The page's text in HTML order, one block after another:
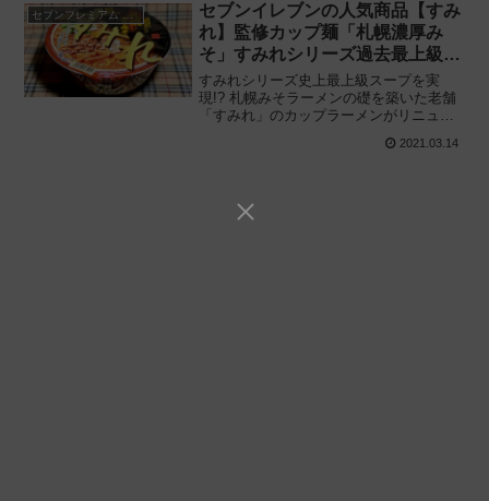
セブンプレミアム ゴールド
セブンイレブンの人気商品【すみ
れ】監修カップ麺「札幌濃厚み
そ」すみれシリーズ過去最上級の
スープを実現!?
すみれシリーズ史上最上級スープを実
現!? 札幌みそラーメンの礎を築いた老舗
「すみれ」のカップラーメンがリニュー
レミアムゴールド「すみれ 札幌濃厚み
2021.03.14